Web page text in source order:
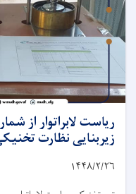
ریاست لابراتوار از
زیربنایی نظارت
۱۴۴۸/۲/۲۶